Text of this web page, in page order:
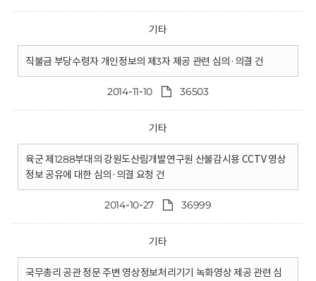
기타
직불금 부당수령자 개인정보의 제3자 제공 관련 심의·의결 건
2014-11-10 36503
기타
육군 제1288부대의 강원도산림개발연구원 산불감시용 CCTV 영상
정보 공유에 대한 심의·의결 요청 건
2014-10-27 36999
기타
국무총리 공관 정문 주변 영상정보처리기기 녹화영상 제공 관련 심